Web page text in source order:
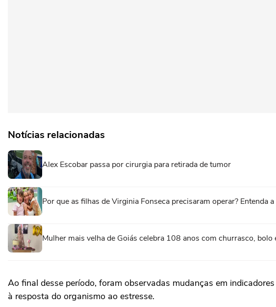
Notícias relacionadas
Alex Escobar passa por cirurgia para retirada de tumor
Por que as filhas de Virginia Fonseca precisaram operar? Entenda
Mulher mais velha de Goiás celebra 108 anos com churrasco, bolo
Ao final desse período, foram observadas mudanças em
à resposta do organismo ao estresse.